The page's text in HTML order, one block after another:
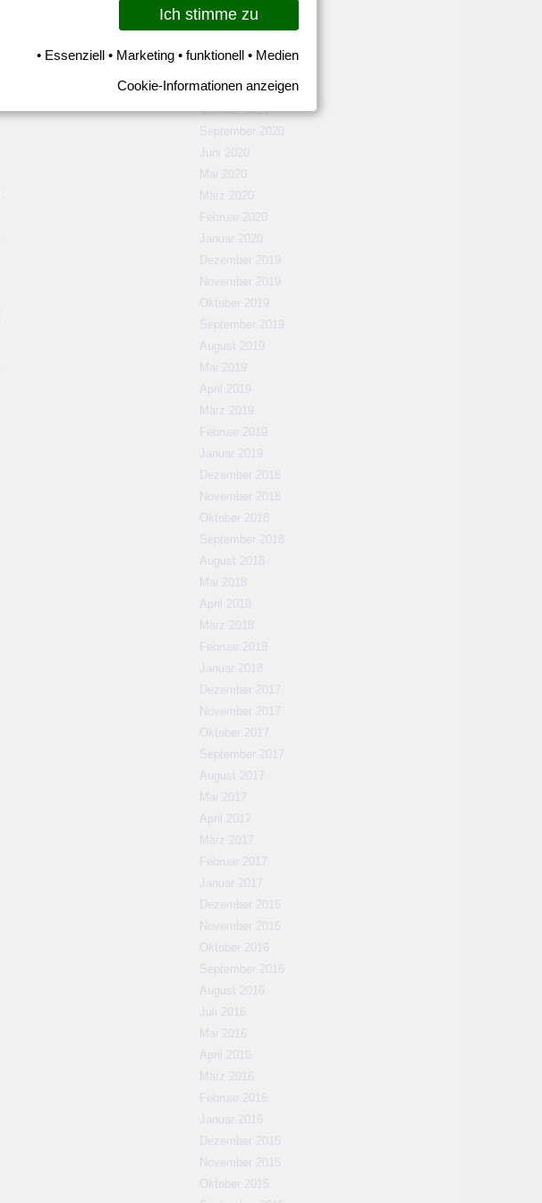
Februar 2021
November 2020
Oktober 2020
September 2020
Juni 2020
Mai 2020
März 2020
Februar 2020
Januar 2020
Dezember 2019
November 2019
Oktober 2019
September 2019
August 2019
Mai 2019
April 2019
März 2019
Februar 2019
Januar 2019
Dezember 2018
November 2018
Oktober 2018
September 2018
August 2018
Mai 2018
April 2018
März 2018
Februar 2018
Januar 2018
Dezember 2017
November 2017
Oktober 2017
September 2017
August 2017
Mai 2017
April 2017
März 2017
Februar 2017
Januar 2017
Dezember 2016
November 2016
Oktober 2016
September 2016
August 2016
Juli 2016
Mai 2016
April 2016
März 2016
Februar 2016
Januar 2016
Dezember 2015
November 2015
Oktober 2015
Ich stimme zu
• Essenziell • Marketing • funktionell • Medien
Cookie-Informationen anzeigen